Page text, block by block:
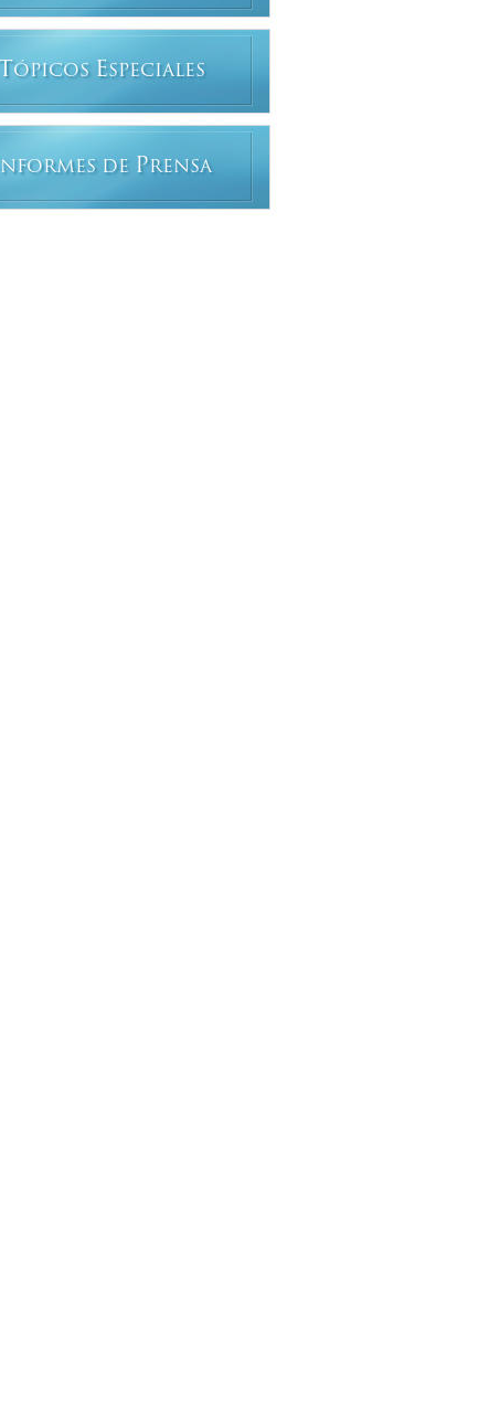
T ÓPICOS ESPECIALES
NFORMES DE PRENSA